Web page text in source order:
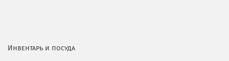
Инвентарь и посуда